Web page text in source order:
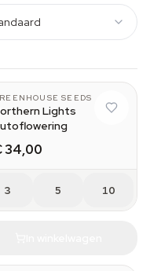
SEEDS
Lights
34,00
3 5 10